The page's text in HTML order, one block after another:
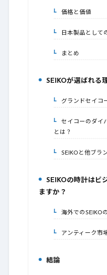
2-3.価格と価値
2-4.日本製品として
2-5.まとめ
3.SEIKOが選ばれる
3-1.グランドセイコ
3-2.セイコーのダイ
とは？
3-3.SEIKOと他ブラ
4.SEIKOの時計はビ
ますか？
4-1.海外でのSEIKO
4-2.アンティーク市
5.結論